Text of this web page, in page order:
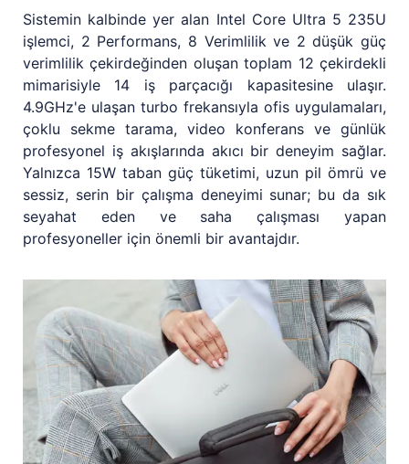
Sistemin kalbinde yer alan Intel Core Ultra 5 235U
işlemci, 2 Performans, 8 Verimlilik ve 2 düşük güç
verimlilik çekirdeğinden oluşan toplam 12 çekirdekli
mimarisiyle 14 iş parçacığı kapasitesine ulaşır.
4.9GHz'e ulaşan turbo frekansıyla ofis uygulamaları,
çoklu sekme tarama, video konferans ve günlük
profesyonel iş akışlarında akıcı bir deneyim sağlar.
Yalnızca 15W taban güç tüketimi, uzun pil ömrü ve
sessiz, serin bir çalışma deneyimi sunar; bu da sık
seyahat eden ve saha çalışması yapan
profesyoneller için önemli bir avantajdır.